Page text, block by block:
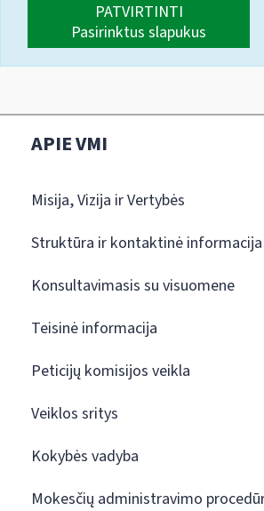
PATVIRTINTI
Pasirinktus slapukus
APIE VMI
Misija, Vizija ir Vertybės
Struktūra ir kontaktinė informacija
Konsultavimasis su visuomene
Teisinė informacija
Peticijų komisijos veikla
Veiklos sritys
Kokybės vadyba
Mokesčių administravimo